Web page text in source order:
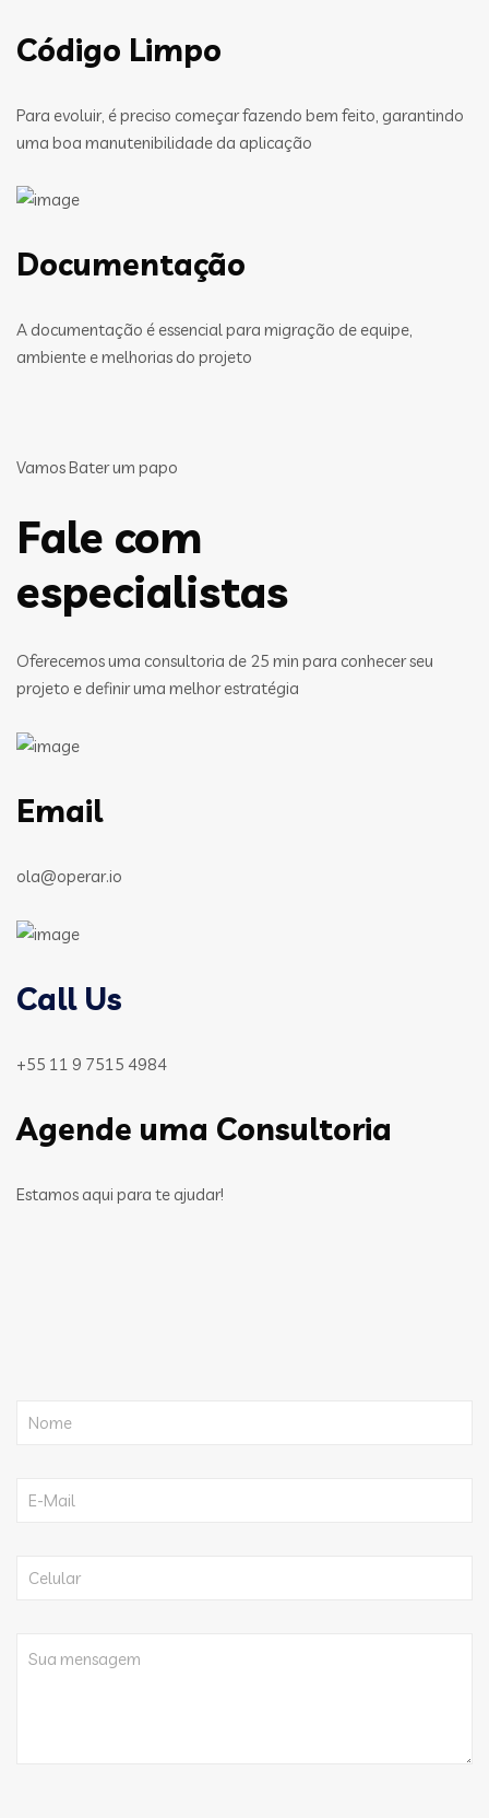
Código Limpo
Para evoluir, é preciso começar fazendo bem feito, garantindo
uma boa manutenibilidade da aplicação
Documentação
A documentação é essencial para migração de equipe,
ambiente e melhorias do projeto
Vamos Bater um papo
Fale com
especialistas
Oferecemos uma consultoria de 25 min para conhecer seu
projeto e definir uma melhor estratégia
Email
ola@operar.io
Call Us
+55 11 9 7515 4984
Agende uma Consultoria
Estamos aqui para te ajudar!